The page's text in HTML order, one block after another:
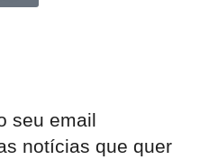
seu email​
notícias que quer